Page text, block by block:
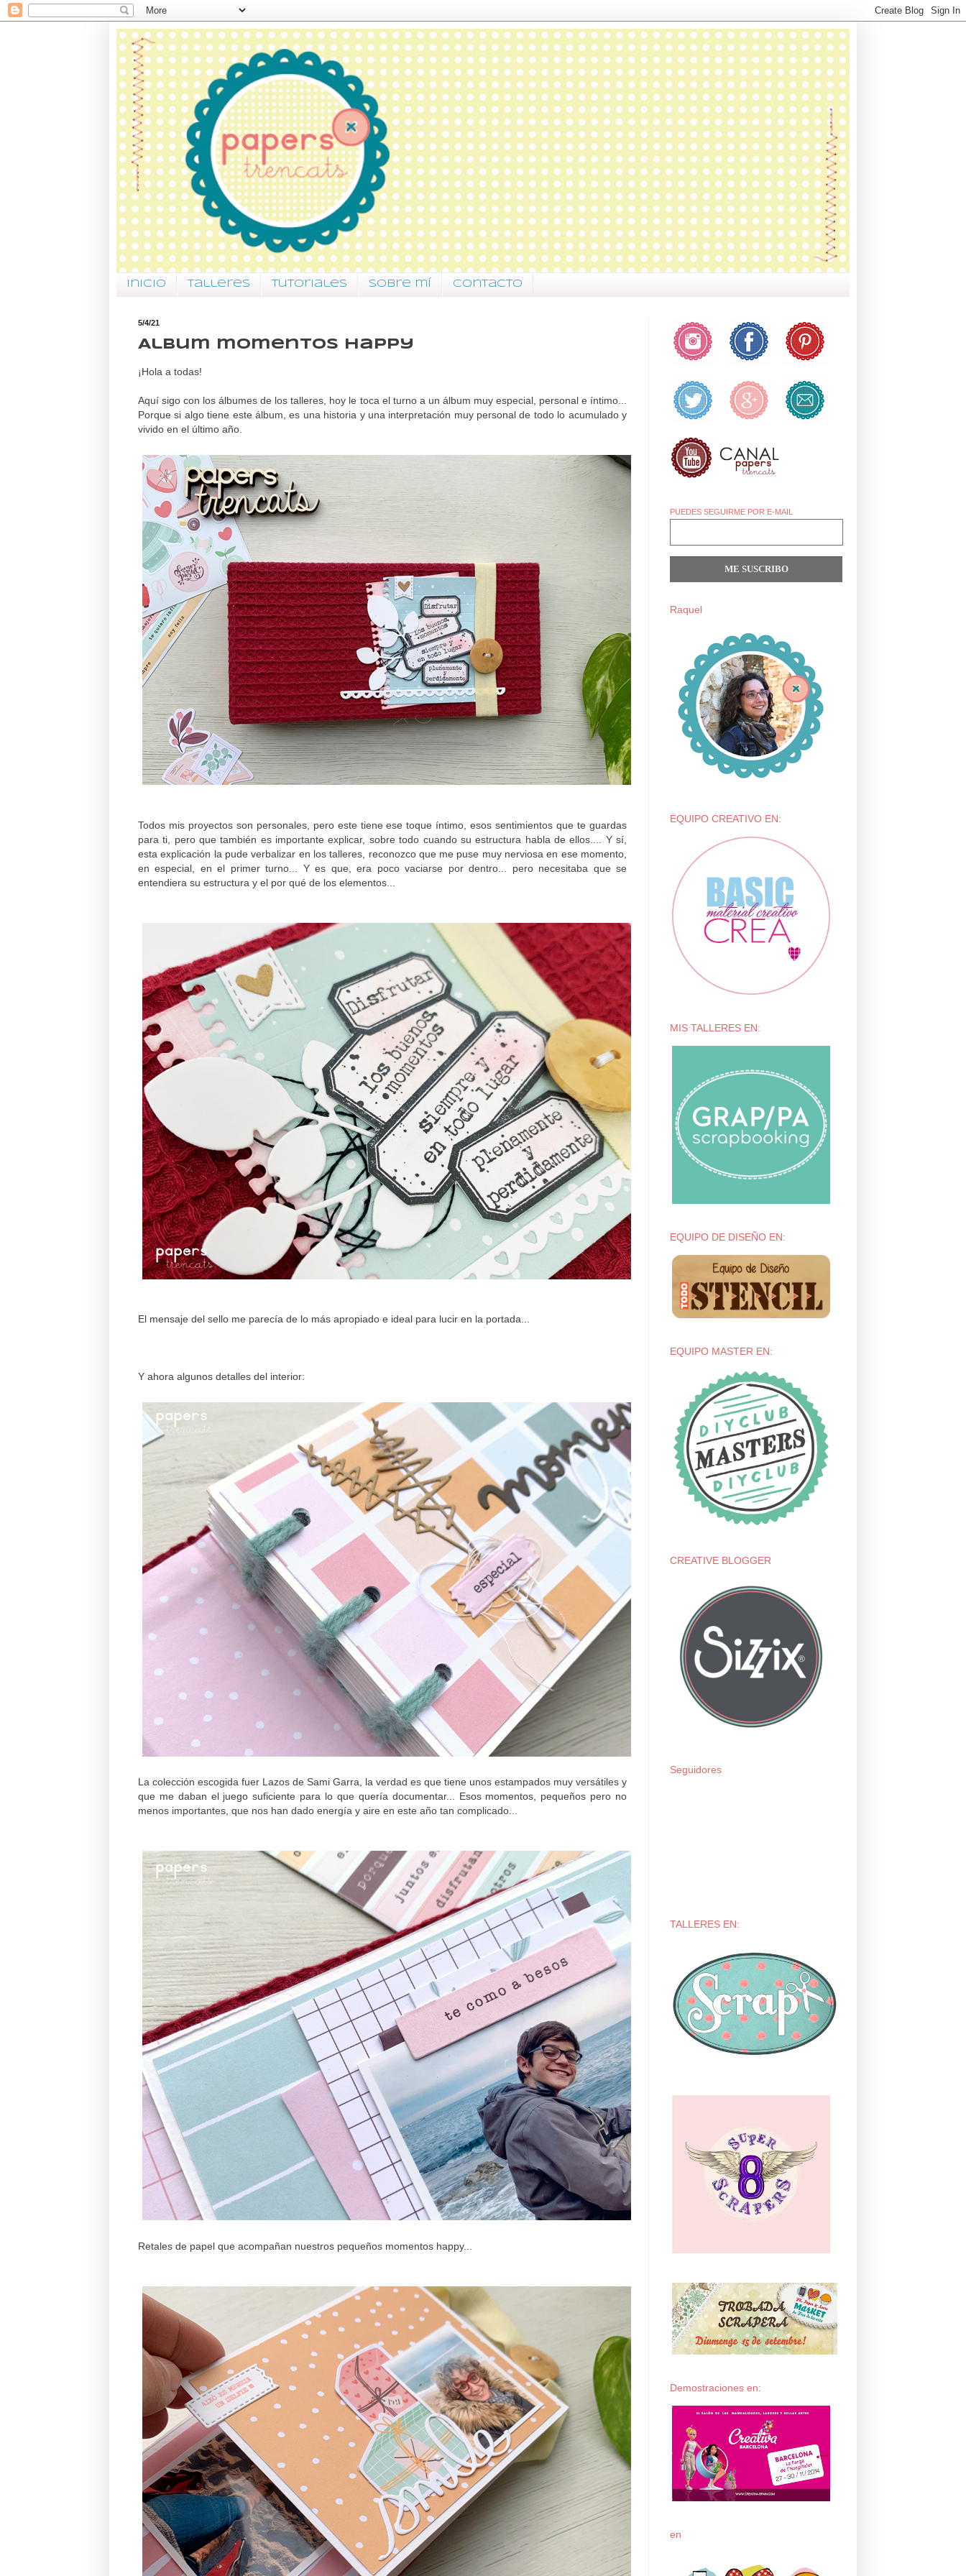
Inicio Talleres Tutoriales Sobre mí Contacto
5/4/21
Album momentos happy
¡Hola a todas!
Aquí sigo con los álbumes de los talleres, hoy le toca el turno a un álbum muy especial, personal e íntimo...
Porque si algo tiene este álbum, es una historia y una interpretación muy personal de todo lo acumulado y
vivido en el último año.
Todos mis proyectos son personales, pero este tiene ese toque íntimo, esos sentimientos que te guardas
para ti, pero que también es importante explicar, sobre todo cuando su estructura habla de ellos.... Y sí,
esta explicación la pude verbalizar en los talleres, reconozco que me puse muy nerviosa en ese momento,
en especial, en el primer turno... Y es que, era poco vaciarse por dentro... pero necesitaba que se
entendiera su estructura y el por qué de los elementos...
El mensaje del sello me parecía de lo más apropiado e ideal para lucir en la portada...
Y ahora algunos detalles del interior:
La colección escogida fuer Lazos de Sami Garra, la verdad es que tiene unos estampados muy versátiles y
que me daban el juego suficiente para lo que quería documentar... Esos momentos, pequeños pero no
menos importantes, que nos han dado energía y aire en este año tan complicado...
Retales de papel que acompañan nuestros pequeños momentos happy...
PUEDES SEGUIRME POR E-MAIL
Raquel
EQUIPO CREATIVO EN:
MIS TALLERES EN:
EQUIPO DE DISEÑO EN:
EQUIPO MASTER EN:
CREATIVE BLOGGER
Seguidores
TALLERES EN:
Demostraciones en:
en